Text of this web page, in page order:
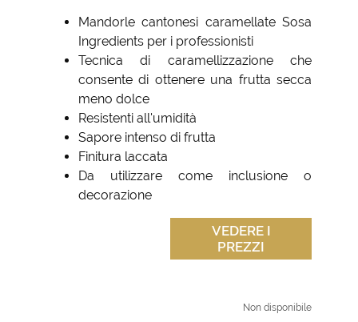
Mandorle cantonesi caramellate Sosa
Ingredients per i professionisti
Tecnica di caramellizzazione che
consente di ottenere una frutta secca
meno dolce
Resistenti all'umidità
Sapore intenso di frutta
Finitura laccata
Da utilizzare come inclusione o
decorazione
Non disponibile
VEDERE I
PREZZI